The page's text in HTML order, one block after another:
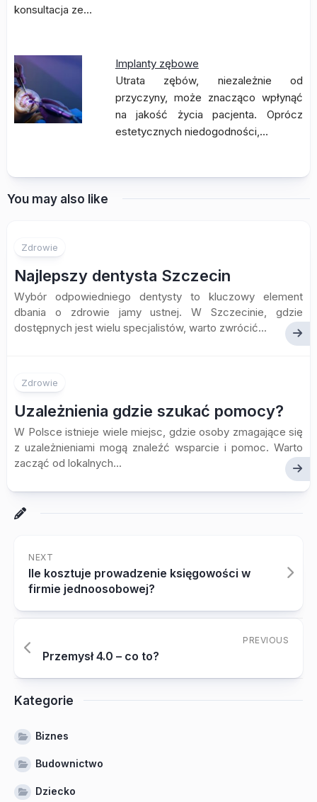
konsultacja ze…
Implanty zębowe
Utrata zębów, niezależnie od
przyczyny, może znacząco wpłynąć
na jakość życia pacjenta. Oprócz
estetycznych niedogodności,…
You may also like
Zdrowie
Najlepszy dentysta Szczecin
Wybór odpowiedniego dentysty to kluczowy element
dbania o zdrowie jamy ustnej. W Szczecinie, gdzie
dostępnych jest wielu specjalistów, warto zwrócić...
Zdrowie
Uzależnienia gdzie szukać pomocy?
W Polsce istnieje wiele miejsc, gdzie osoby zmagające się
z uzależnieniami mogą znaleźć wsparcie i pomoc. Warto
zacząć od lokalnych...
NEXT
Ile kosztuje prowadzenie księgowości w
firmie jednoosobowej?
PREVIOUS
Przemysł 4.0 – co to?
Kategorie
Biznes
Budownictwo
Dziecko